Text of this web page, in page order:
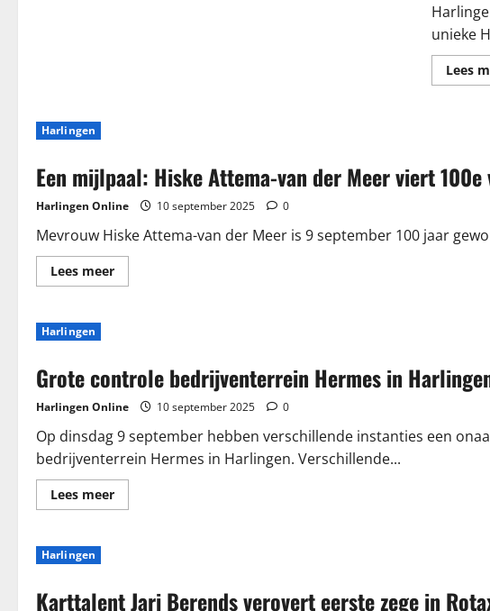
unieke
Lees
Harlingen
Een mijlpaal: Hiske Attema-van der Meer viert 100e
Harlingen Online 10 september 2025 0
Mevrouw Hiske Attema-van der Meer is 9 september 100 jaar
Lees meerLees
meer
der
Meer
100e
Harlingen
Grote controle bedrijventerrein Hermes in
Harlingen Online 10 september 2025 0
Op dinsdag 9 september hebben verschillende instanties een
bedrijventerrein Hermes in Harlingen. Verschillende...
Lees meerLees
meer
Harlingen
Harlingen
Karttalent Jari Berends verovert eerste zege in